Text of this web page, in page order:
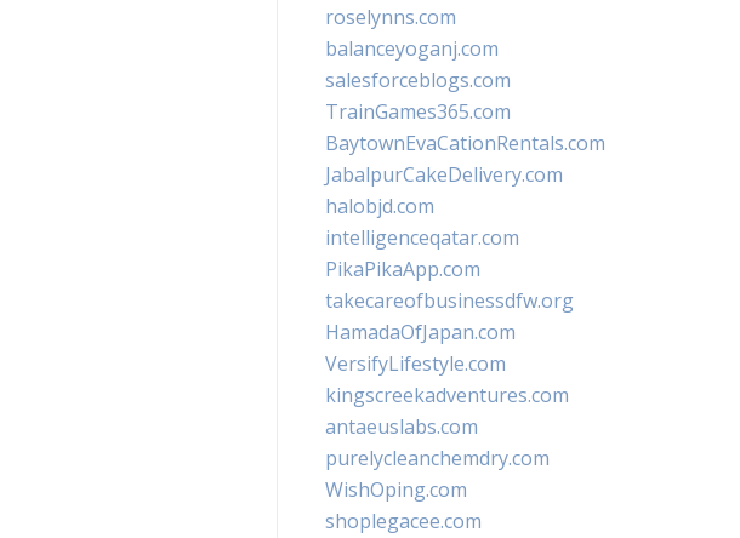
roselynns.com
balanceyoganj.com
salesforceblogs.com
TrainGames365.com
BaytownEvaCationRentals.com
JabalpurCakeDelivery.com
halobjd.com
intelligenceqatar.com
PikaPikaApp.com
takecareofbusinessdfw.org
HamadaOfJapan.com
VersifyLifestyle.com
kingscreekadventures.com
antaeuslabs.com
purelycleanchemdry.com
WishOping.com
shoplegacee.com